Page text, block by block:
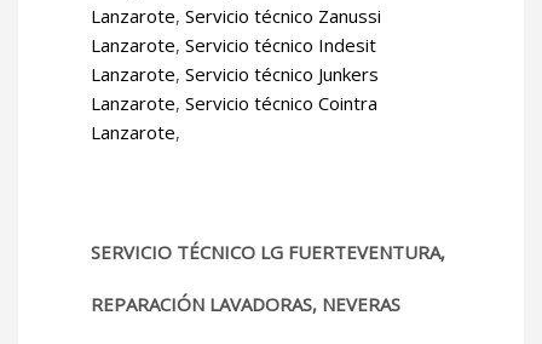
Lanzarote, Servicio técnico Zanussi
Lanzarote, Servicio técnico Indesit
Lanzarote, Servicio técnico Junkers
Lanzarote, Servicio técnico Cointra
Lanzarote,
SERVICIO TÉCNICO LG FUERTEVENTURA,
REPARACIÓN LAVADORAS, NEVERAS